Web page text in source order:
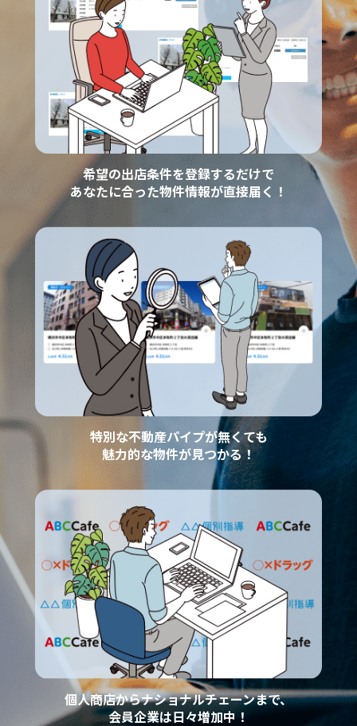
希望の出店条件を登録するだけで
あなたに合った物件情報が直接届く！
特別な不動産パイプが無くても
魅力的な物件が見つかる！
個人商店からナショナルチェーンまで、
会員企業は日々増加中！